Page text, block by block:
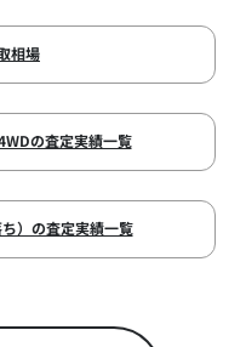
相場
の査定実績一覧
）の査定実績一覧